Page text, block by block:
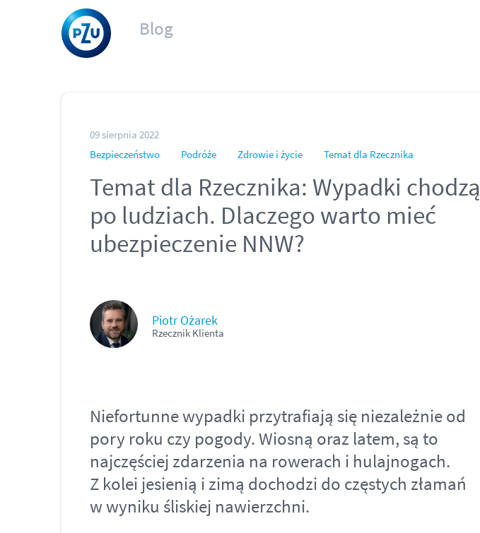
Blog
09 sierpnia 2022
Bezpieczeństwo
Podróże Zdrowie i życie Temat dla Rzecznika
Temat dla Rzecznika: Wypadki chodzą
po ludziach. Dlaczego warto mieć
ubezpieczenie NNW?
Piotr Ożarek
Rzecznik Klienta
Niefortunne wypadki przytrafiają się niezależnie od
pory roku czy pogody. Wiosną oraz latem, są to
najczęściej zdarzenia na rowerach i hulajnogach.
Z kolei jesienią i zimą dochodzi do częstych złamań
w wyniku śliskiej nawierzchni.